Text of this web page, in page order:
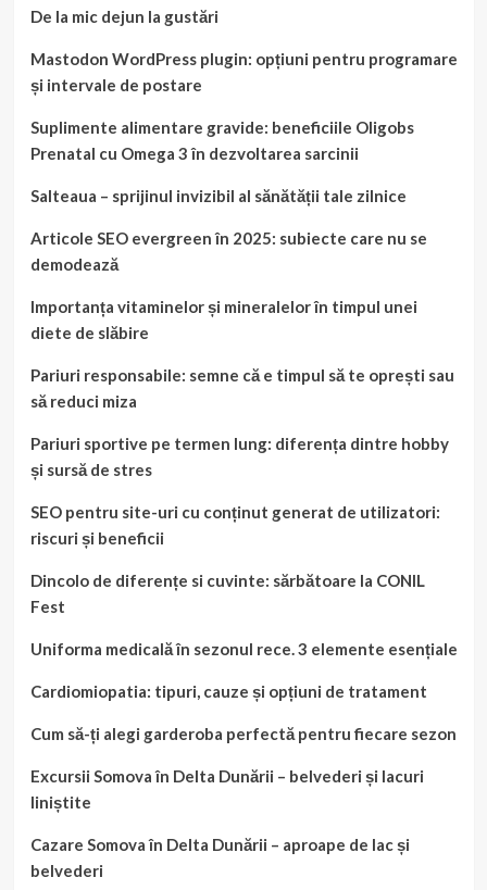
De la mic dejun la gustări
Mastodon WordPress plugin: opțiuni pentru programare
și intervale de postare
Suplimente alimentare gravide: beneficiile Oligobs
Prenatal cu Omega 3 în dezvoltarea sarcinii
Salteaua – sprijinul invizibil al sănătății tale zilnice
Articole SEO evergreen în 2025: subiecte care nu se
demodează
Importanța vitaminelor și mineralelor în timpul unei
diete de slăbire
Pariuri responsabile: semne că e timpul să te oprești sau
să reduci miza
Pariuri sportive pe termen lung: diferența dintre hobby
și sursă de stres
SEO pentru site-uri cu conținut generat de utilizatori:
riscuri și beneficii
Dincolo de diferențe si cuvinte: sărbătoare la CONIL
Fest
Uniforma medicală în sezonul rece. 3 elemente esențiale
Cardiomiopatia: tipuri, cauze și opțiuni de tratament
Cum să-ți alegi garderoba perfectă pentru fiecare sezon
Excursii Somova în Delta Dunării – belvederi și lacuri
liniștite
Cazare Somova în Delta Dunării – aproape de lac și
belvederi